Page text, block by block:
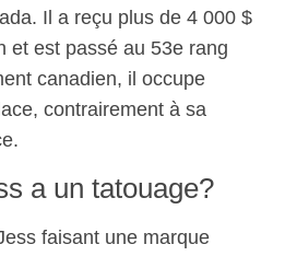
Il a reçu plus de 4 000 $
et est passé au 53e rang
canadien, il occupe
contrairement à sa
a un tatouage?
faisant une marque